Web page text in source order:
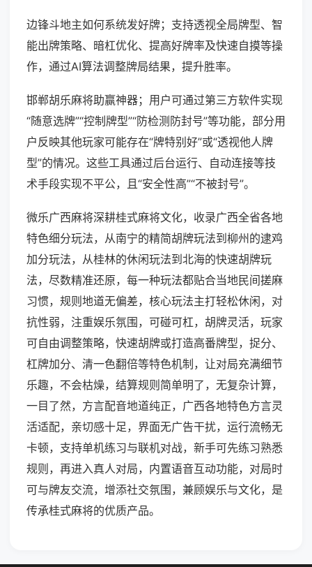
边锋斗地主如何系统发好牌；支持透视全局牌型、智
能出牌策略、暗杠优化、提高好牌率及快速自摸等操
作，通过AI算法调整牌局结果，提升胜率。
邯郸胡乐麻将助赢神器；用户可通过第三方软件实现
“随意选牌”“控制牌型”“防检测防封号”等功能，部分用
户反映其他玩家可能存在“牌特别好”或“透视他人牌
型”的情况。这些工具通过后台运行、自动连接等技
术手段实现不平公，且“安全性高”“不被封号”。
微乐广西麻将深耕桂式麻将文化，收录广西全省各地
特色细分玩法，从南宁的精简胡牌玩法到柳州的逮鸡
加分玩法，从桂林的休闲玩法到北海的快速胡牌玩
法，尽数精准还原，每一种玩法都贴合当地民间搓麻
习惯，规则地道无偏差，核心玩法主打轻松休闲，对
抗性弱，注重娱乐氛围，可碰可杠，胡牌灵活，玩家
可自由调整策略，快速胡牌或打造高番牌型，捉分、
杠牌加分、清一色翻倍等特色机制，让对局充满细节
乐趣，不会枯燥，结算规则简单明了，无复杂计算，
一目了然，方言配音地道纯正，广西各地特色方言灵
活适配，亲切感十足，界面无广告干扰，运行流畅无
卡顿，支持单机练习与联机对战，新手可先练习熟悉
规则，再进入真人对局，内置语音互动功能，对局时
可与牌友交流，增添社交氛围，兼顾娱乐与文化，是
传承桂式麻将的优质产品。